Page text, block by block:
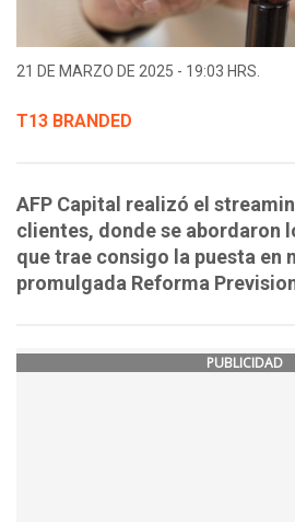
21 DE MARZO DE 2025 - 19:03 HRS.
T13 BRANDED
AFP Capital realizó el
clientes, donde se abordaron
que trae consigo la puesta en
promulgada Reforma
PUBLICIDAD